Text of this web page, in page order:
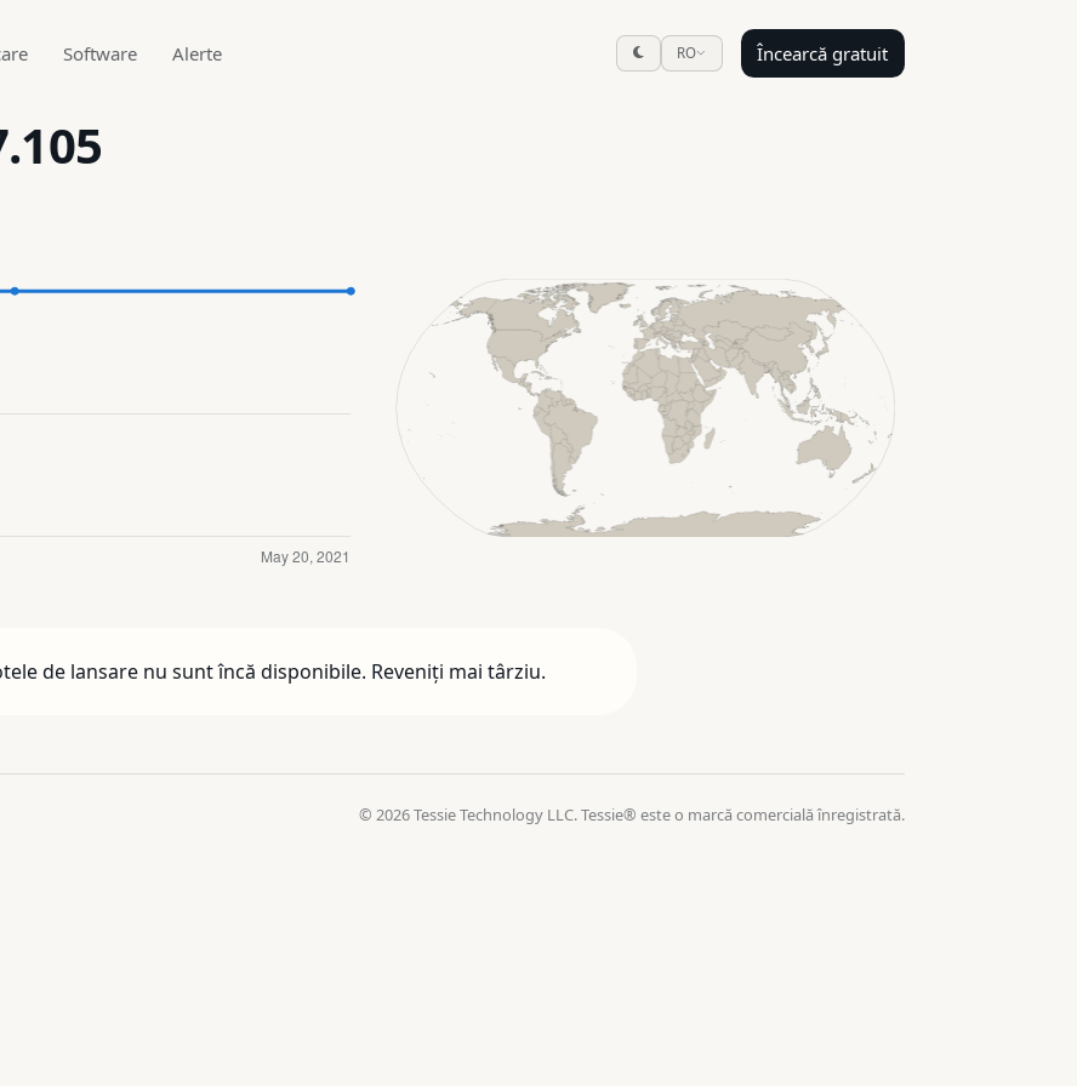
Software Alerte RO Încearcă gratuit
de lansare nu sunt încă disponibile. Reveniți mai târziu.
© 2026 Tessie Technology LLC. Tessie® este o marcă comercială înregistrată.